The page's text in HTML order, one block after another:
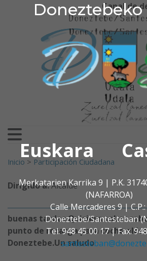
Euskara
Merkatarien Karrika 9 | P.K.
(NAFARROA)
Calle Mercaderes 9 |
Doneztebe/Santesteban
Tel. 948 45 00 17 | Fax.
Ir al contenido Canal de
Buscar:
Inicio > Participación Ciudadana
Dirigido a:Alcalde
buenas tardes.Quisiera saber
punto de recarga para coche
Doneztebe.Un saludo